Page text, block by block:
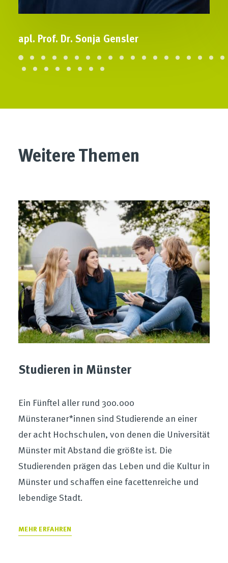
apl. Prof. Dr. Sonja Gensler
Weitere Themen
Studieren in Münster
Ein Fünftel aller rund 300.000
Münsteraner*innen sind Studierende an einer
der acht Hochschulen, von denen die Universität
Münster mit Abstand die größte ist. Die
Studierenden prägen das Leben und die Kultur in
Münster und schaffen eine facettenreiche und
lebendige Stadt.
MEHR ERFAHREN